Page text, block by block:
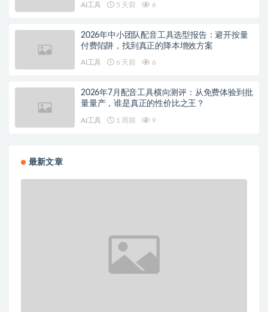
AI工具 5 天前 6
2026年中小团队配音工具选型报告：避开按量
付费陷阱，找到真正的降本增效方案
AI工具 6 天前 6
2026年7月配音工具横向测评：从免费体验到批
量量产，谁是真正的性价比之王？
AI工具 1 周前 9
最新文章